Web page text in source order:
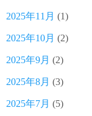
2025年11月 (1)
2025年10月 (2)
2025年9月 (2)
2025年8月 (3)
2025年7月 (5)